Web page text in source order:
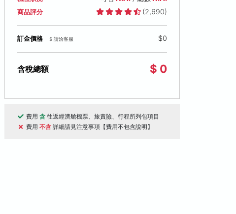
商品評分 (2,690)
訂金價格 $ 請洽客服 $0
含稅總額 $ 0
費用 含 往返經濟艙機票、旅責險、行程所列包項目
費用 不含 詳細請見注意事項【費用不包含說明】